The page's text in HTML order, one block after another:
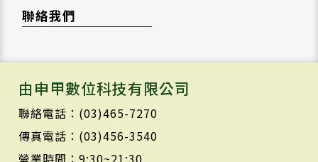
聯絡我們
由申甲數位科技有限公司
聯絡電話：(03)465-7270
傳真電話：(03)456-3540
營業時間：9:30~21:30